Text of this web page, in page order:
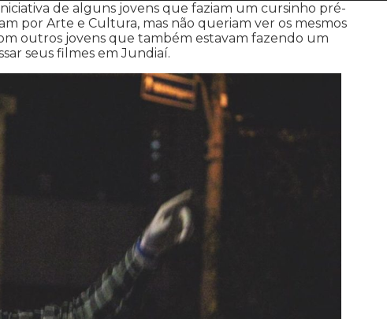
de alguns jovens que faziam um cursinho pré-
por Arte e Cultura, mas não queriam ver os mesmos
outros jovens que também estavam fazendo um
seus filmes em Jundiaí.